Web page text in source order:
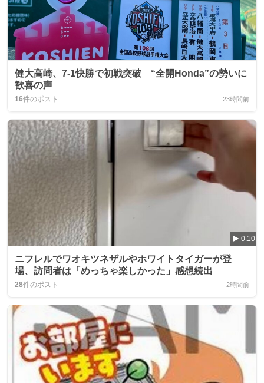
健大高崎、7-1快勝で初戦突破 “全開Honda”の勢いに
歓喜の声
16件のポスト 23時間前
0:10
ニフレルでワオキツネザルやホワイトタイガーが登
場、訪問者は「めっちゃ楽しかった」感想続出
28件のポスト 2時間前